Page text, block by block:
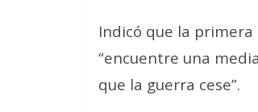
Indicó que la
“encuentre una
que la guerra cese”.